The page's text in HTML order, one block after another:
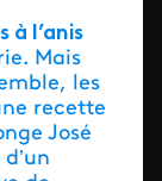
à l’anis
Mais
les
recette
José